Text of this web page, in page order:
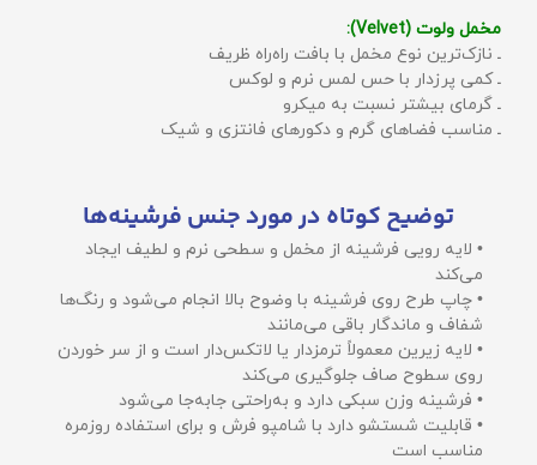
مخمل ولوت (Velvet):
ـ نازک‌ترین نوع مخمل با بافت راه‌راه ظریف
ـ کمی پرزدار با حس لمس نرم و لوکس
ـ گرمای بیشتر نسبت به میکرو
ـ مناسب فضاهای گرم و دکورهای فانتزی و شیک
توضیح کوتاه در مورد جنس فرشینه‌ها
• لایه رویی فرشینه از مخمل و سطحی نرم و لطیف ایجاد
می‌کند
• چاپ طرح روی فرشینه با وضوح بالا انجام می‌شود و رنگ‌ها
شفاف و ماندگار باقی می‌مانند
• لایه زیرین معمولاً ترمزدار یا لاتکس‌دار است و از سر خوردن
روی سطوح صاف جلوگیری می‌کند
• فرشینه وزن سبکی دارد و به‌راحتی جابه‌جا می‌شود
• قابلیت شستشو دارد با شامپو فرش و برای استفاده روزمره
مناسب است